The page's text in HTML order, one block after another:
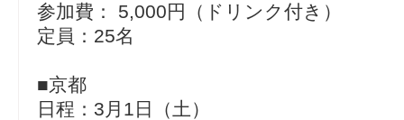
参加費： 5,000円（ドリンク付き）
定員：25名
■京都
日程：3月1日（土）